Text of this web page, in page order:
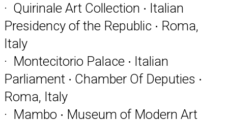
· Quirinale Art Collection ∙ Italian
Presidency of the Republic ∙ Roma,
Italy
· Montecitorio Palace ∙ Italian
Parliament ∙ Chamber Of Deputies ∙
Roma, Italy
· Mambo ∙ Museum of Modern Art